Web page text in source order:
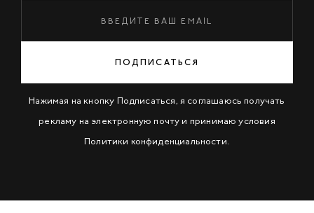
ПОДПИСАТЬСЯ
Нажимая на кнопку Подписаться, я соглашаюсь получать
рекламу на электронную почту и принимаю условия
Политики конфиденциальности.